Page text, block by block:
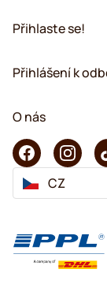
Přihlaste se!
Přihlášení k
O nás
CZ